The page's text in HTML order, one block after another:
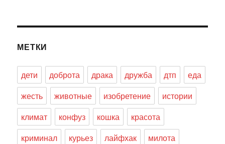
МЕТКИ
дети доброта драка дружба дтп
еда
жесть
животные изобретение
истории
климат
конфуз кошка
красота
криминал
курьез лайфхак
милота